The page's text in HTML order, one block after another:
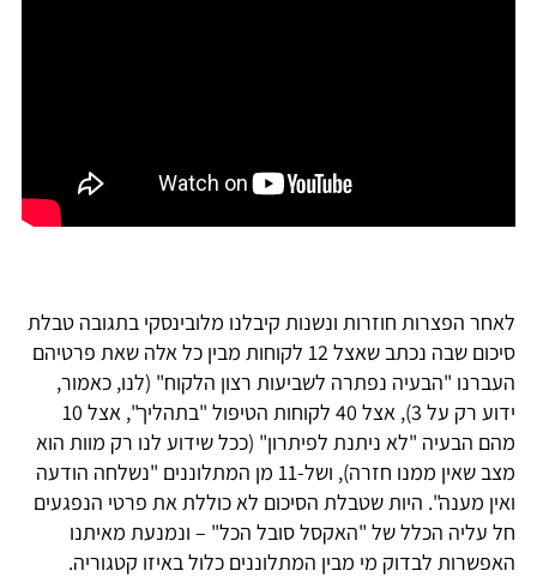
לאחר הפצרות חוזרות ונשנות קיבלנו מלובינסקי בתגובה טבלת
סיכום שבה נכתב שאצל 12 לקוחות מבין כל אלה שאת פרטיהם
העברנו "הבעיה נפתרה לשביעות רצון הלקוח" (לנו, כאמור,
ידוע רק על 3), אצל 40 לקוחות הטיפול "בתהליך", אצל 10
מהם הבעיה "לא ניתנת לפיתרון" (ככל שידוע לנו רק מוות הוא
מצב שאין ממנו חזרה), ושל-11 מן המתלוננים "נשלחה הודעה
ואין מענה". היות שטבלת הסיכום לא כוללת את פרטי הנפגעים
חל עליה הכלל של "האקסל סובל הכל" – ונמנעת מאיתנו
האפשרות לבדוק מי מבין המתלוננים כלול באיזו קטגוריה.